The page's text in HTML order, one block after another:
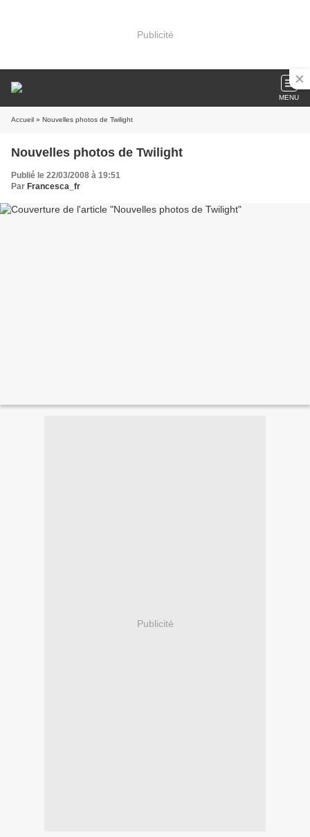
Publicité
MENU
Accueil » Nouvelles photos de Twilight
Nouvelles photos de Twilight
Publié le 22/03/2008 à 19:51
Par Francesca_fr
Publicité